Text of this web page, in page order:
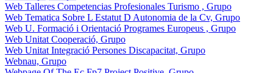
Web Talleres Competencias Profesionales Turismo , Grupo
Web Tematica Sobre L Estatut D Autonomia de la Cv, Grupo
Web U. Formació i Orientació Programes Europeus , Grupo
Web Unitat Cooperació, Grupo
Web Unitat Integració Persones Discapacitat, Grupo
Webnau, Grupo